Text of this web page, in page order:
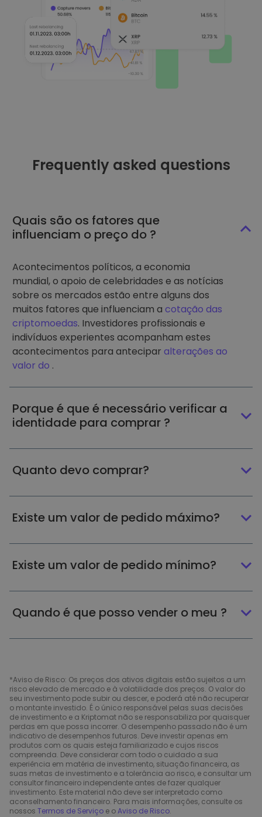
Frequently asked questions
Quais são os fatores que
influenciam o preço do ?
Acontecimentos políticos, a economia
mundial, o apoio de celebridades e as notícias
sobre os mercados estão entre alguns dos
muitos fatores que influenciam a cotação das
criptomoedas. Investidores profissionais e
indivíduos experientes acompanham estes
acontecimentos para antecipar alterações ao
valor do .
Porque é que é necessário verificar a
identidade para comprar ?
Quanto devo comprar?
Existe um valor de pedido máximo?
Existe um valor de pedido mínimo?
Quando é que posso vender o meu ?
*Aviso de Risco: Os preços dos ativos digitais estão sujeitos a um
risco elevado de mercado e à volatilidade dos preços. O valor do
seu investimento pode subir ou descer, e poderá até não recuperar
o montante investido. É o único responsável pelas suas decisões
de investimento e a Kriptomat não se responsabiliza por quaisquer
perdas em que possa incorrer. O desempenho passado não é um
indicativo de desempenhos futuros. Deve investir apenas em
produtos com os quais esteja familiarizado e cujos riscos
compreenda. Deve considerar com todo o cuidado a sua
experiência em matéria de investimento, situação financeira, as
suas metas de investimento e a tolerância ao risco, e consultar um
consultor financeiro independente antes de fazer qualquer
investimento. Este material não deve ser interpretado como
aconselhamento financeiro. Para mais informações, consulte os
nossos Termos de Serviço e oAviso de Risco.